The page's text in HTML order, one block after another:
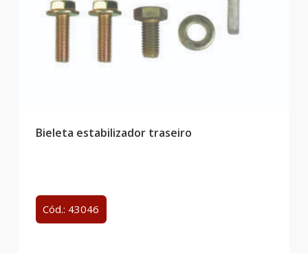
Bieleta estabilizador traseiro
Cód.: 43046